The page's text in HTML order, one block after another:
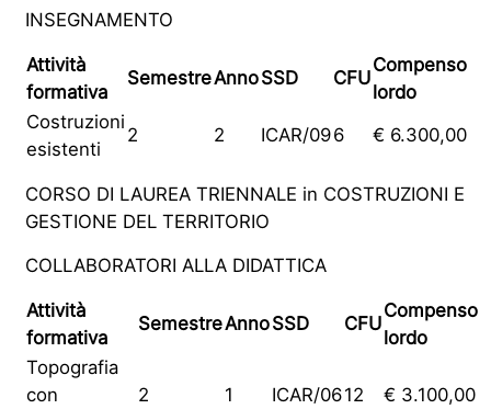
INSEGNAMENTO
Attività
formativa
SemestreAnnoSSD CFU
Compenso
lordo
Costruzioni
esistenti
2 2 ICAR/096 € 6.300,00
CORSO DI LAUREA TRIENNALE in COSTRUZIONI E
GESTIONE DEL TERRITORIO
COLLABORATORI ALLA DIDATTICA
Attività
formativa
SemestreAnnoSSD CFU
Compenso
lordo
Topografia
con
2 1 ICAR/0612 € 3.100,00